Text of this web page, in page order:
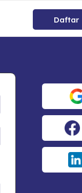
Daftar